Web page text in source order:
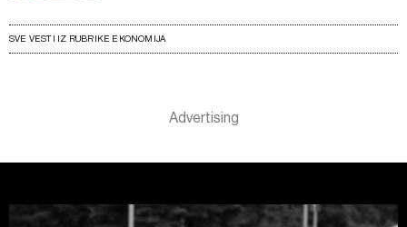
SVE VESTI IZ RUBRIKE EKONOMIJA